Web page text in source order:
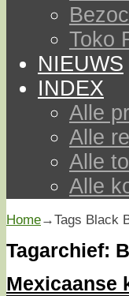
Toko
NIEUWS
INDEX
Alle
Alle
Alle
Alle
Home→Tags Black
Tagarchief:
Mexicaanse